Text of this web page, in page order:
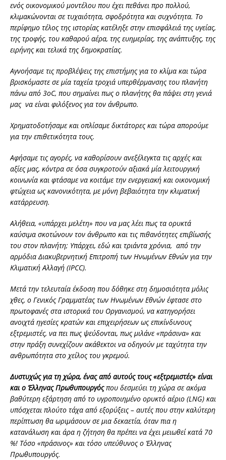
ενός οικονομικού μοντέλου που έχει πεθάνει προ πολλού,
κλιμακώνονται σε τυχαιότητα, σφοδρότητα και συχνότητα. Το
περίφημο τέλος της ιστορίας κατέληξε στην επισφάλειά της υγείας,
της τροφής, του καθαρού αέρα, της ευημερίας, της ανάπτυξης, της
ειρήνης και τελικά της δημοκρατίας.
Αγνοήσαμε τις προβλέψεις της επιστήμης για το κλίμα και τώρα
βρισκόμαστε σε μία ταχεία τροχιά υπερθέρμανσης του πλανήτη
πάνω από 3oC, που σημαίνει πως ο πλανήτης θα πάψει στη γενιά
μας να είναι φιλόξενος για τον άνθρωπο.
Χρηματοδοτήσαμε και οπλίσαμε δικτάτορες και τώρα απορούμε
για την επιθετικότητα τους.
Αφήσαμε τις αγορές, να καθορίσουν ανεξέλεγκτα τις αρχές και
αξίες μας, κόντρα σε όσα συγκροτούν αξιακά μία λειτουργική
κοινωνία και φτάσαμε να κοιτάμε την ενεργειακή και οικονομική
φτώχεια ως κανονικότητα, με μόνη βεβαιότητα την κλιματική
κατάρρευση.
Αλήθεια, «υπάρχει μελέτη» που να μας λέει πως τα ορυκτά
καύσιμα σκοτώνουν τον άνθρωπο και τις πιθανότητες επιβίωσής
του στον πλανήτη; Υπάρχει, εδώ και τριάντα χρόνια, από την
αρμόδια Διακυβερνητική Επιτροπή των Ηνωμένων Εθνών για την
Κλιματική Αλλαγή (IPCC).
Μετά την τελευταία έκδοση που δόθηκε στη δημοσιότητα μόλις
χθες, ο Γενικός Γραμματέας των Ηνωμένων Εθνών έφτασε στο
πρωτοφανές στα ιστορικά του Οργανισμού, να κατηγορήσει
ανοιχτά ηγεσίες κρατών και επιχειρήσεων ως επικίνδυνους
εξτρεμιστές, να πει πως ψεύδονται, πως μιλάνε «πράσινα» και
στην πράξη συνεχίζουν ακάθεκτοι να οδηγούν με ταχύτητα την
ανθρωπότητα στο χείλος του γκρεμού.
Δυστυχώς για τη χώρα, ένας από αυτούς τους «εξτρεμιστές» είναι
και ο Έλληνας Πρωθυπουργόςπου δεσμεύει τη χώρα σε ακόμα
βαθύτερη εξάρτηση από το υγροποιημένο ορυκτό αέριο (LNG) και
υπόσχεται πλούτο τάχα από εξορύξεις – αυτές που στην καλύτερη
περίπτωση θα ωριμάσουν σε μια δεκαετία, όταν πια η
κατανάλωση και άρα η ζήτηση θα πρέπει να έχει μειωθεί κατά 70
%! Τόσο «πράσινος» και τόσο υπεύθυνος ο Έλληνας
Πρωθυπουργός.